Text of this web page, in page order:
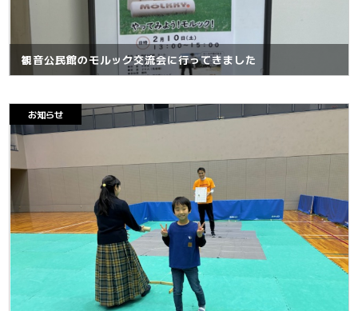
観音公民館のモルック交流会に行ってきました
お知らせ